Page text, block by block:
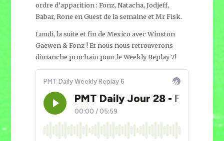
ordre d’apparition : Fonz, Natacha, Jodjeff,
Babar, Rone en Guest de la semaine et Mr Fisk.
Lundi, la suite et fin de Mexico avec Winston
Gaewen & Fonz ! Et nous nous retrouverons
dimanche prochain pour le Weekly Replay 7!